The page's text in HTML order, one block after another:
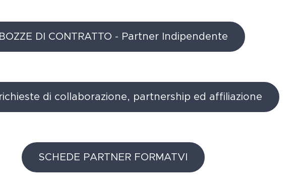
BOZZE DI CONTRATTO - Partner Indipendente
di collaborazione, partnership ed affiliazione
SCHEDE PARTNER FORMATVI